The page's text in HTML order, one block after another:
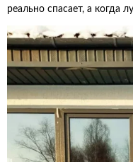
реально спасает, а когда